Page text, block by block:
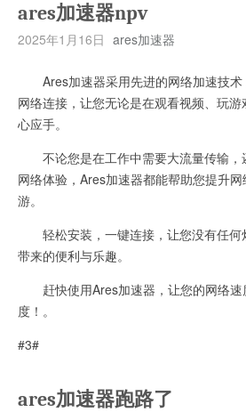
ares加速器npv
2025年1月16日 ares加速器
Ares加速器采用先进的网络加速技术
网络连接，让您无论是在观看视频、玩
心应手。
不论您是在工作中需要大流量传输，
网络体验，Ares加速器都能帮助您提升
游。
轻松安装，一键连接，让您没有任何
带来的便利与乐趣。
赶快使用Ares加速器，让您的网络速
度！。
#3#
ares加速器跑路了